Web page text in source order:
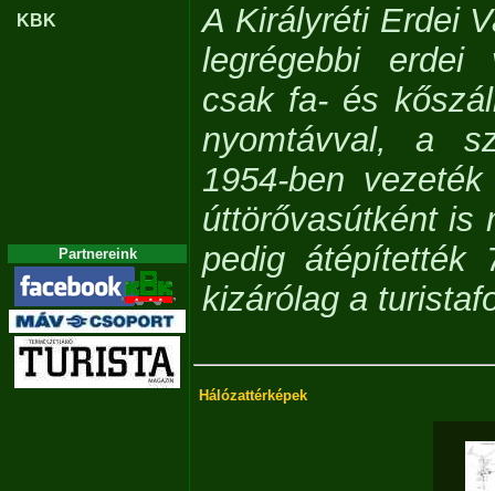
KBK
Partnereink
A Királyréti Erdei
legrégebbi erdei
csak fa- és
nyomtávval, a
1954-ben
úttörővasútként is
pedig átépítették
kizárólag a
Hálózattérképek